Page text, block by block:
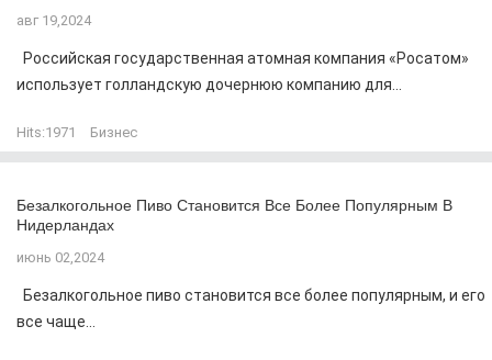
авг 19,2024
Российская государственная атомная компания «Росатом»
использует голландскую дочернюю компанию для...
Hits:1971 Бизнес
Безалкогольное Пиво Становится Все Более Популярным В
Нидерландах
июнь 02,2024
Безалкогольное пиво становится все более популярным, и его
все чаще...